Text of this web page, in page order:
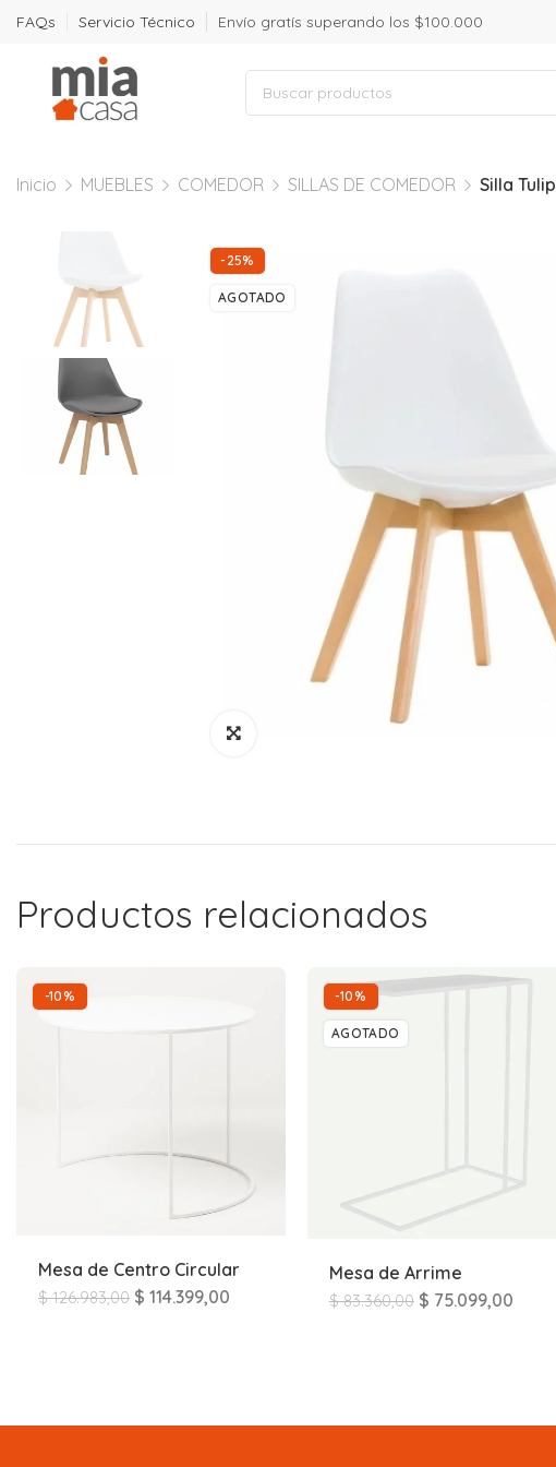
FAQs Servicio Técnico Envío gratís superando los $100.000
Inicio MUEBLES COMEDOR SILLAS DE COMEDOR Silla Tulip
-25%
AGOTADO
Productos relacionados
-10%
Mesa de Centro Circular
$126.983,00 $ 114.399,00
-10%
AGOTADO
Mesa de Arrime
$83.360,00 $ 75.099,00